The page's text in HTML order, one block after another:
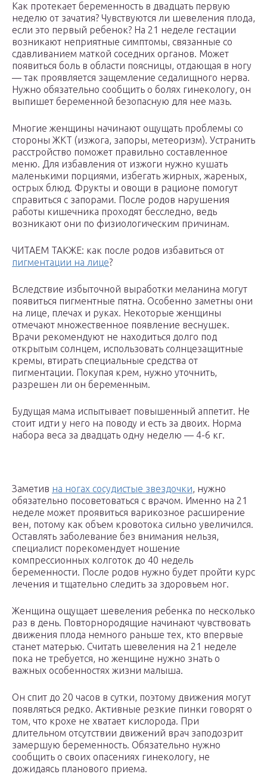
Как протекает беременность в двадцать первую
неделю от зачатия? Чувствуются ли шевеления плода,
если это первый ребенок? На 21 неделе гестации
возникают неприятные симптомы, связанные со
сдавливанием маткой соседних органов. Может
появиться боль в области поясницы, отдающая в ногу
— так проявляется защемление седалищного нерва.
Нужно обязательно сообщить о болях гинекологу, он
выпишет беременной безопасную для нее мазь.
Многие женщины начинают ощущать проблемы со
стороны ЖКТ (изжога, запоры, метеоризм). Устранить
расстройство поможет правильно составленное
меню. Для избавления от изжоги нужно кушать
маленькими порциями, избегать жирных, жареных,
острых блюд. Фрукты и овощи в рационе помогут
справиться с запорами. После родов нарушения
работы кишечника проходят бесследно, ведь
возникают они по физиологическим причинам.
ЧИТАЕМ ТАКЖЕ: как после родов избавиться от
пигментации на лице?
Вследствие избыточной выработки меланина могут
появиться пигментные пятна. Особенно заметны они
на лице, плечах и руках. Некоторые женщины
отмечают множественное появление веснушек.
Врачи рекомендуют не находиться долго под
открытым солнцем, использовать солнцезащитные
кремы, втирать специальные средства от
пигментации. Покупая крем, нужно уточнить,
разрешен ли он беременным.
Будущая мама испытывает повышенный аппетит. Не
стоит идти у него на поводу и есть за двоих. Норма
набора веса за двадцать одну неделю — 4-6 кг.
Заметив на ногах сосудистые звездочки, нужно
обязательно посоветоваться с врачом. Именно на 21
неделе может проявиться варикозное расширение
вен, потому как объем кровотока сильно увеличился.
Оставлять заболевание без внимания нельзя,
специалист порекомендует ношение
компрессионных колготок до 40 недель
беременности. После родов нужно будет пройти курс
лечения и тщательно следить за здоровьем ног.
Женщина ощущает шевеления ребенка по несколько
раз в день. Повторнородящие начинают чувствовать
движения плода немного раньше тех, кто впервые
станет матерью. Считать шевеления на 21 неделе
пока не требуется, но женщине нужно знать о
важных особенностях жизни малыша.
Он спит до 20 часов в сутки, поэтому движения могут
появляться редко. Активные резкие пинки говорят о
том, что крохе не хватает кислорода. При
длительном отсутствии движений врач заподозрит
замершую беременность. Обязательно нужно
сообщить о своих опасениях гинекологу, не
дожидаясь планового приема.